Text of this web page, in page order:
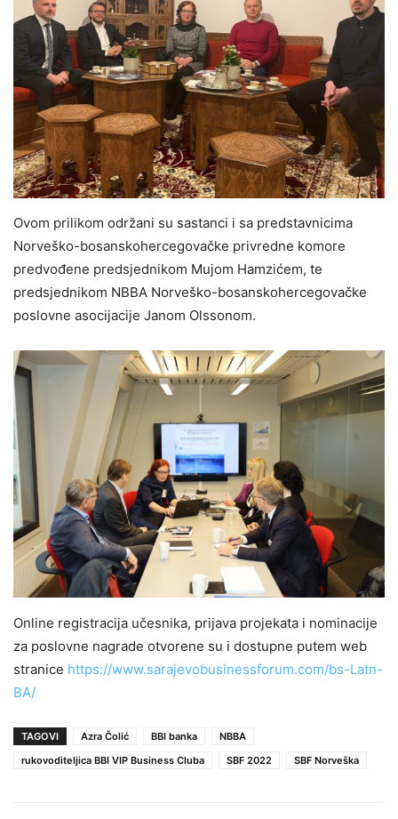
Ovom prilikom održani su sastanci i sa predstavnicima
Norveško-bosanskohercegovačke privredne komore
predvođene predsjednikom Mujom Hamzićem, te
predsjednikom NBBA Norveško-bosanskohercegovačke
poslovne asocijacije Janom Olssonom.
Online registracija učesnika, prijava projekata i nominacije
za poslovne nagrade otvorene su i dostupne putem web
stranice https://www.sarajevobusinessforum.com/bs-Latn-
BA/
TAGOVI Azra Čolić BBI banka
NBBA
rukovoditeljica BBI VIP Business Cluba
SBF 2022 SBF Norveška